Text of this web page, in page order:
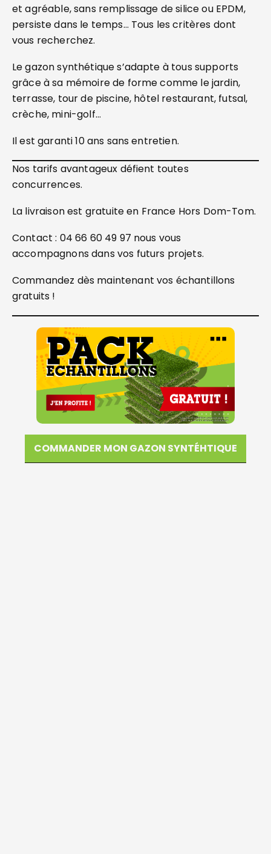
et agréable, sans remplissage de silice ou EPDM,
persiste dans le temps… Tous les critères dont
vous recherchez.
Le gazon synthétique s’adapte à tous supports
grâce à sa mémoire de forme comme le jardin,
terrasse, tour de piscine, hôtel restaurant, futsal,
crèche, mini-golf…
Il est garanti 10 ans sans entretien.
Nos tarifs avantageux défient toutes
concurrences.
La livraison est gratuite en France Hors Dom-Tom.
Contact : 04 66 60 49 97 nous vous
accompagnons dans vos futurs projets.
Commandez dès maintenant vos échantillons
gratuits !
COMMANDER MON GAZON SYNTÉHTIQUE